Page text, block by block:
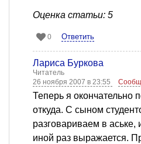
Оценка статьи: 5
0 Ответить
Лариса Буркова
Читатель
26 ноября 2007 в 23:55
Теперь я окончательно
откуда. С сыном
разговариваем в аське,
иной раз выражается.